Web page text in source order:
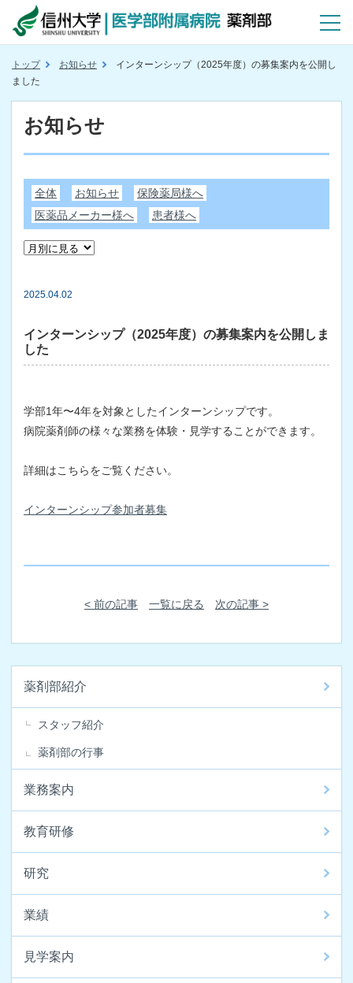
トップ お知らせ
インターンシップ（2025年度）の募集案内を公開し
ました
薬剤部紹介
スタッフ紹介
薬剤部の行事
業務案内
教育研修
研究
業績
見学案内
お知らせ
全体 お知らせ
保険薬局様へ
医薬品メーカー様へ
患者様へ
2025.04.02
インターンシップ（2025年度）の募集案内を公開しま
した
学部1年〜4年を対象としたインターンシップです。
病院薬剤師の様々な業務を体験・見学することができます。
詳細はこちらをご覧ください。
インターンシップ参加者募集
< 前の記事 一覧に戻る 次の記事 >